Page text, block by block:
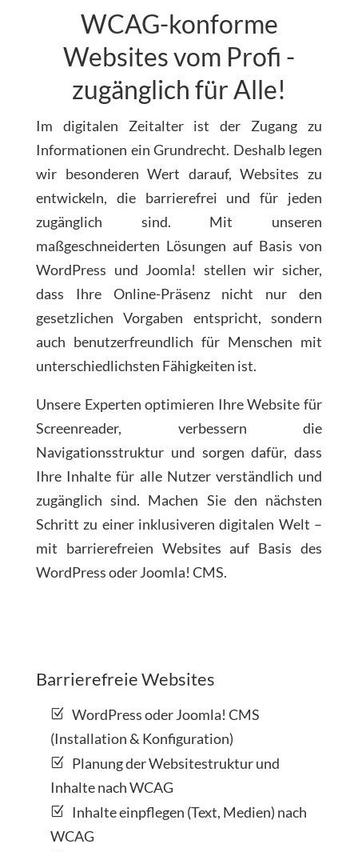
WCAG-konforme
Websites vom Profi -
zugänglich für Alle!
Im digitalen Zeitalter ist der Zugang zu
Informationen ein Grundrecht. Deshalb legen
wir besonderen Wert darauf, Websites zu
entwickeln, die barrierefrei und für jeden
zugänglich sind. Mit unseren
maßgeschneiderten Lösungen auf Basis von
WordPress und Joomla! stellen wir sicher,
dass Ihre Online-Präsenz nicht nur den
gesetzlichen Vorgaben entspricht, sondern
auch benutzerfreundlich für Menschen mit
unterschiedlichsten Fähigkeiten ist.
Unsere Experten optimieren Ihre Website für
Screenreader, verbessern die
Navigationsstruktur und sorgen dafür, dass
Ihre Inhalte für alle Nutzer verständlich und
zugänglich sind. Machen Sie den nächsten
Schritt zu einer inklusiveren digitalen Welt –
mit barrierefreien Websites auf Basis des
WordPress oder Joomla! CMS.
Barrierefreie Websites
WordPress oder Joomla! CMS
(Installation & Konfiguration)
Planung der Websitestruktur und
Inhalte nach WCAG
Inhalte einpflegen (Text, Medien) nach
WCAG